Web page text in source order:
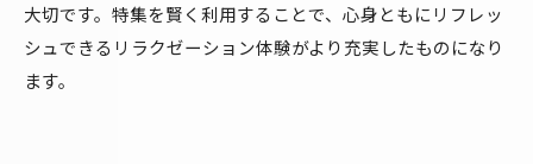
大切です。特集を賢く利用することで、心身ともにリフレッ
シュできるリラクゼーション体験がより充実したものになり
ます。